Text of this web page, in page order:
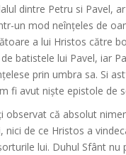
dintre Petru si Pavel,
un mod neînțeles de
a lui Hristos către
batistele lui Pavel, iar
prin umbra sa. Si
fi avut niște epistole de
observat că absolut
nici de ce Hristos a
lui. Duhul Sfânt